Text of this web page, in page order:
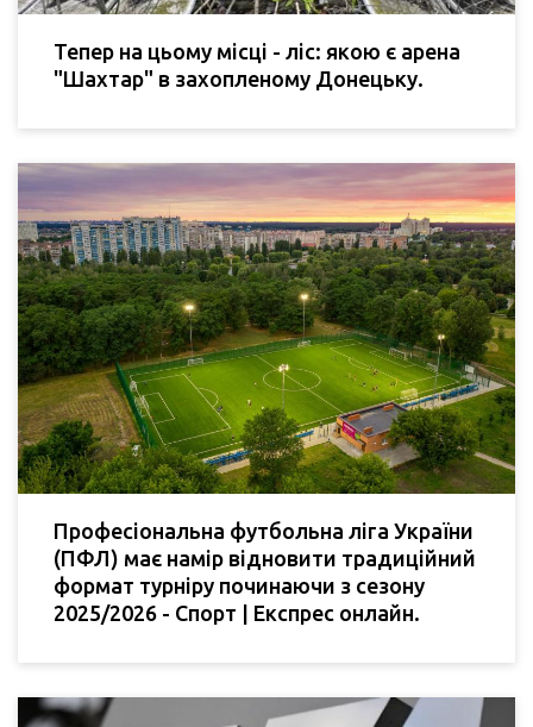
Тепер на цьому місці - ліс: якою є арена
"Шахтар" в захопленому Донецьку.
Професіональна футбольна ліга України
(ПФЛ) має намір відновити традиційний
формат турніру починаючи з сезону
2025/2026 - Cпорт | Експрес онлайн.